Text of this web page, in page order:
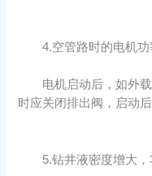
4.空管路时的电机功
电机启动后，如外载
时应关闭排出阀，启动
5.钻井液密度增大，